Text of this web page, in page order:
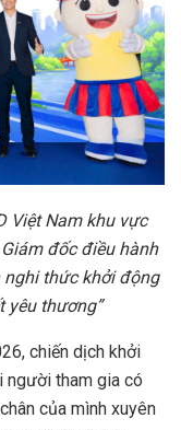
Việt Nam khu vực
đốc điều hành
nghi thức khởi động
yêu thương”
chiến dịch khởi
người tham gia có
của mình xuyên